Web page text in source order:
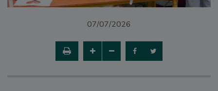
07/07/2026